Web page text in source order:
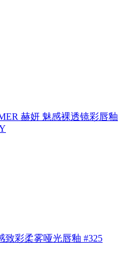
赫妍 魅感裸透镜彩唇釉
致彩柔雾哑光唇釉 #325